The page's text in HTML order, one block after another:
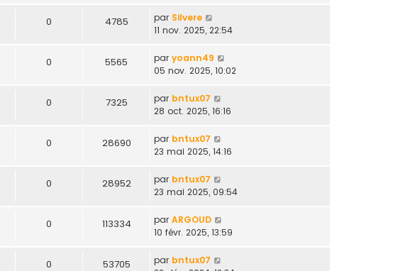
0 4785 par Silvere
11 nov. 2025, 22:54
0 5565 par yoann49
05 nov. 2025, 10:02
0 7325 par bntux07
28 oct. 2025, 16:16
0 28690 par bntux07
23 mai 2025, 14:16
0 28952 par bntux07
23 mai 2025, 09:54
0 113334 par ARGOUD
10 févr. 2025, 13:59
0 53705 par bntux07